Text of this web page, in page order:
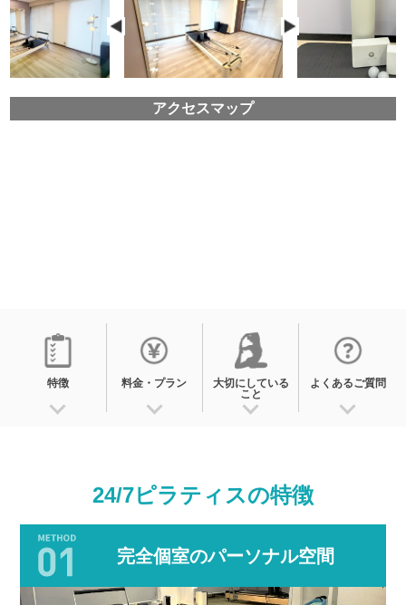
アクセスマップ
特徴 料金・プラン
大切にしている
こと
よくあるご質問
24/7ピラティスの特徴
完全個室のパーソナル空間